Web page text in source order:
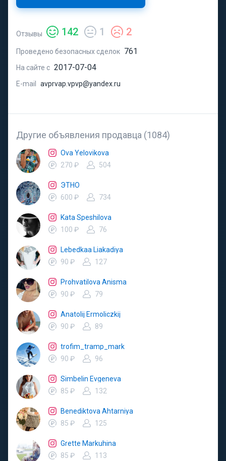
Отзывы 142 1 2
Проведено безопасных сделок 761
На сайте с 2017-07-04
E-mail avprvap.vpvp@yandex.ru
Другие объявления продавца (1084)
Ova Yelovikova
270 ₽
504
ЭТНО
600 ₽
734
Kata Speshilova
100 ₽
76
Lebedkaa Liakadiya
90 ₽
127
Prohvatilova Anisma
90 ₽
79
Anatolij Ermoliczkij
90 ₽
89
trofim_tramp_mark
90 ₽
96
Simbelin Evgeneva
85 ₽
132
Benediktova Ahtarniya
85 ₽
125
Grette Markuhina
85 ₽
113